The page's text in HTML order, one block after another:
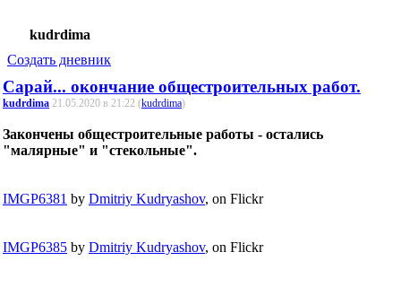
kudrdima
Создать дневник
Сарай... окончание общестроительных работ.
kudrdima 21.05.2020 в 21:22 (kudrdima)
Закончены общестроительные работы - остались
"малярные" и "стекольные".
IMGP6381 by Dmitriy Kudryashov, on Flickr
IMGP6385 by Dmitriy Kudryashov, on Flickr